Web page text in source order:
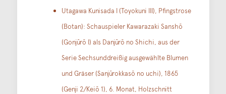
Utagawa Kunisada I (Toyokuni III), Pfingstrose
(Botan): Schauspieler Kawarazaki Sanshō
(Gonjūrō ​​I) als Danjūrō ​​no Shichi, aus der
Serie Sechsunddreißig ausgewählte Blumen
und Gräser (Sanjūrokkasō no uchi), 1865
(Genji 2/Keiō 1), 6. Monat, Holzschnitt